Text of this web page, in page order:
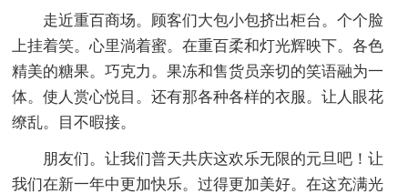
走近重百商场。顾客们大包小包挤出柜台。个个脸
上挂着笑。心里淌着蜜。在重百柔和灯光辉映下。各色
精美的糖果。巧克力。果冻和售货员亲切的笑语融为一
体。使人赏心悦目。还有那各种各样的衣服。让人眼花
缭乱。目不暇接。
朋友们。让我们普天共庆这欢乐无限的元旦吧！让
我们在新一年中更加快乐。过得更加美好。在这充满光